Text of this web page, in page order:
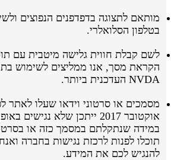
מותאם לתצוגה בדפדפנים הנפוצים
בטלפון הסלואלרי.
לשם קבלת חווית גלישה מיטבית עם
הקראת מסך, אנו ממליצים לשימוש
NVDA העדכנית ביותר.
מסמכים או סרטוני וידאו שעלו לאתר
אוקטובר 2017 ייתכן שלא נגישים
במידה שנתקלתם במסמך כזה או בסרטון,
תוכלו לפנות לרכזת נגישות בחברה
להנגיש לכם את המידע.